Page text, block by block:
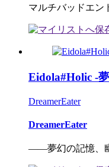
マルチバッドエン
Eidola#Holic -
DreamerEater
DreamerEater
――夢幻の記憶、